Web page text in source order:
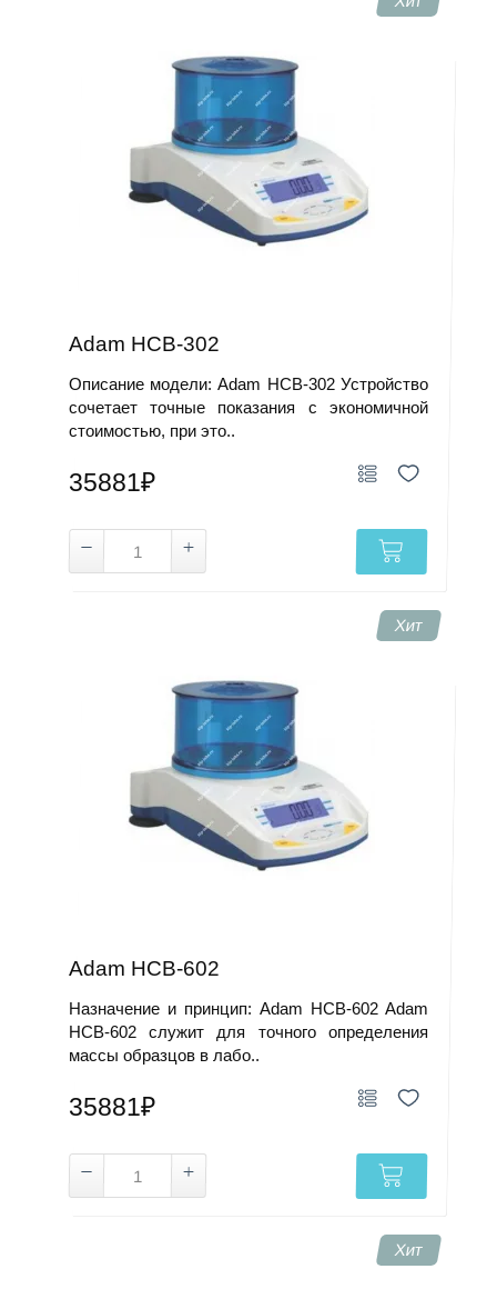
Adam HCB-302
Описание модели: Adam HCB-302 Устройство
сочетает точные показания с экономичной
стоимостью, при это..
35881₽
Хит
Adam HCB-602
Назначение и принцип: Adam HCB-602 Adam
HCB-602 служит для точного определения
массы образцов в лабо..
35881₽
Хит